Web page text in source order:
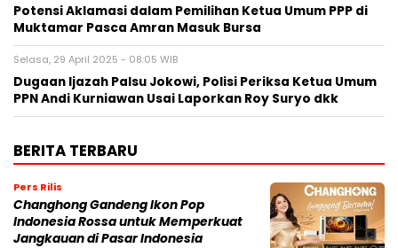
Potensi Aklamasi dalam Pemilihan Ketua Umum PPP di
Muktamar Pasca Amran Masuk Bursa
Selasa, 29 April 2025 - 08:05 WIB
Dugaan Ijazah Palsu Jokowi, Polisi Periksa Ketua Umum
PPN Andi Kurniawan Usai Laporkan Roy Suryo dkk
BERITA TERBARU
Pers Rilis
Changhong Gandeng Ikon Pop
Indonesia Rossa untuk Memperkuat
Jangkauan di Pasar Indonesia